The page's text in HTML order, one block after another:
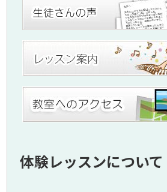
体験レッスンについて